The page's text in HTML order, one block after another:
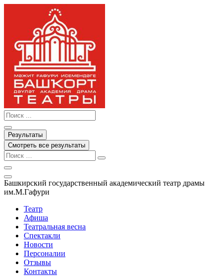
содержимому
Search
...
Результаты
Смотреть все результаты
Башкирский государственный академический театр драмы
им.М.Гафури
Театр
Афиша
Театральная весна
Спектакли
Новости
Персоналии
Отзывы
Контакты